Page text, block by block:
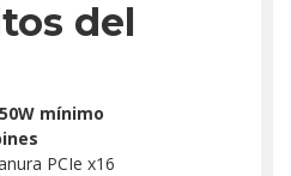
del
mínimo
PCIe x16